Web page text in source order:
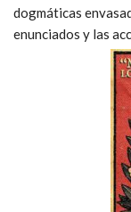
dogmáticas
enunciados y las